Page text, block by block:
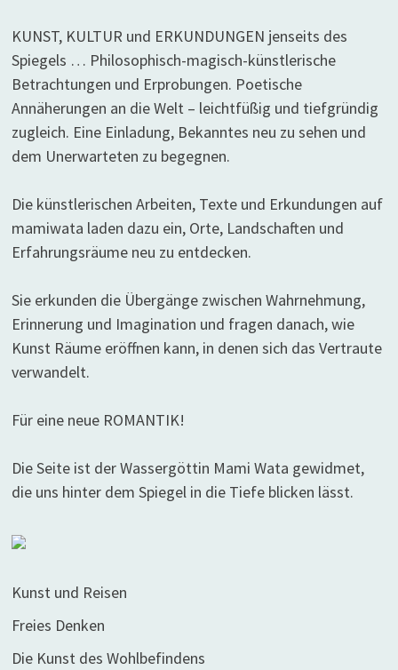
KUNST, KULTUR und ERKUNDUNGEN jenseits des
Spiegels … Philosophisch-magisch-künstlerische
Betrachtungen und Erprobungen. Poetische
Annäherungen an die Welt – leichtfüßig und tiefgründig
zugleich. Eine Einladung, Bekanntes neu zu sehen und
dem Unerwarteten zu begegnen.
Die künstlerischen Arbeiten, Texte und Erkundungen auf
mamiwata laden dazu ein, Orte, Landschaften und
Erfahrungsräume neu zu entdecken.
Sie erkunden die Übergänge zwischen Wahrnehmung,
Erinnerung und Imagination und fragen danach, wie
Kunst Räume eröffnen kann, in denen sich das Vertraute
verwandelt.
Für eine neue ROMANTIK!
Die Seite ist der Wassergöttin Mami Wata gewidmet,
die uns hinter dem Spiegel in die Tiefe blicken lässt.
Kunst und Reisen
Freies Denken
Die Kunst des Wohlbefindens